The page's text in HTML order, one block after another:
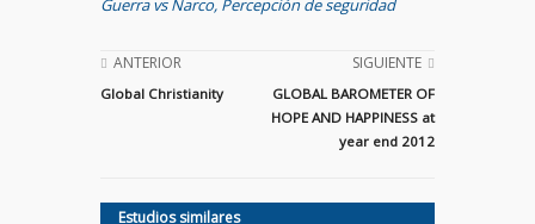
ANTERIOR
Global Christianity
SIGUIENTE
GLOBAL BAROMETER OF
HOPE AND HAPPINESS at
year end 2012
Estudios similares